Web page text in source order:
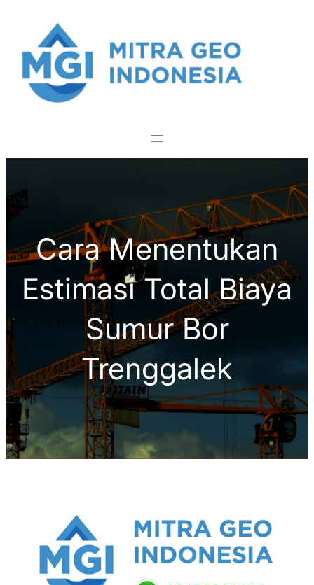
content
Cara Menentukan
Estimasi Total Biaya
Sumur Bor
Trenggalek